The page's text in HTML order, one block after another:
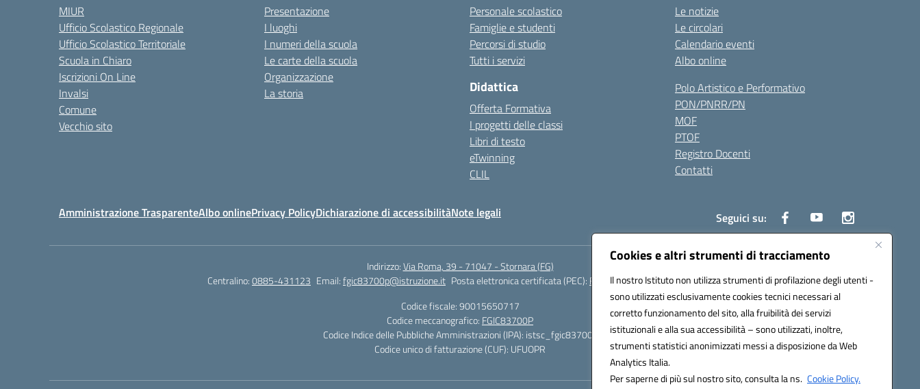
Cookies e altri strumenti di tracciamento
Il nostro Istituto non utilizza strumenti di profilazione degli utenti -
sono utilizzati esclusivamente cookies tecnici necessari al
corretto funzionamento del sito, alla fruibilità dei servizi
istituzionali e alla sua accessibilità – sono utilizzati, inoltre,
strumenti statistici anonimizzati messi a disposizione da Web
Analytics Italia.
Per saperne di più sul nostro sito, consulta la ns. Cookie Policy.
MIUR
Ufficio Scolastico Regionale
Ufficio Scolastico Territoriale
Scuola in Chiaro
Iscrizioni On Line
Invalsi
Comune
Vecchio sito
Presentazione
I luoghi
I numeri della scuola
Le carte della scuola
Organizzazione
La storia
Personale scolastico
Famiglie e studenti
Percorsi di studio
Tutti i servizi
Didattica
Offerta Formativa
I progetti delle classi
Libri di testo
eTwinning
CLIL
Le notizie
Le circolari
Calendario eventi
Albo online
Polo Artistico e Performativo
PON/PNRR/PN
MOF
PTOF
Registro Docenti
Contatti
Amministrazione TrasparenteAlbo onlinePrivacy PolicyDichiarazione di accessibilitàNote legali Seguici su:
Indirizzo:Via Roma, 39 - 71047 - Stornara (FG)
Centralino:0885-431123 Email:fgic83700p@istruzione.it Posta elettronica certificata (PEC): FGIC83700P@pec.istruzione.it
Codice fiscale: 90015650717
Codice meccanografico: FGIC83700P
Codice Indice delle Pubbliche Amministrazioni (IPA): istsc_fgic83700p
Codice unico di fatturazione (CUF): UFUOPR